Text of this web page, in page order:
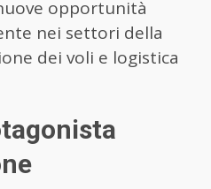
opportunità
nei settori della
dei voli e logistica